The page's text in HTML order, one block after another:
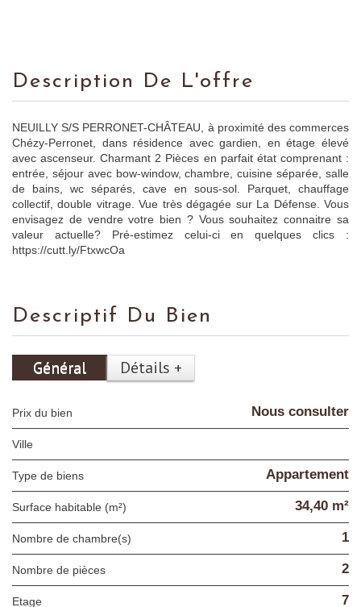
Description De L'offre
NEUILLY S/S PERRONET-CHÂTEAU, à proximité des commerces
Chézy-Perronet, dans résidence avec gardien, en étage élevé
avec ascenseur. Charmant 2 Pièces en parfait état comprenant :
entrée, séjour avec bow-window, chambre, cuisine séparée, salle
de bains, wc séparés, cave en sous-sol. Parquet, chauffage
collectif, double vitrage. Vue très dégagée sur La Défense. Vous
envisagez de vendre votre bien ? Vous souhaitez connaitre sa
valeur actuelle? Pré-estimez celui-ci en quelques clics :
https://cutt.ly/FtxwcOa
Descriptif Du Bien
Général Détails +
Prix du bien Nous consulter
Ville
Type de biens Appartement
Surface habitable (m²) 34,40 m²
Nombre de chambre(s) 1
Nombre de pièces 2
Etage 7